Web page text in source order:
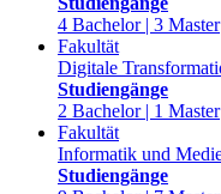
4 Bachelor | 3 Master
Fakultät
Digitale
Studiengänge
2 Bachelor | 1 Master
Fakultät
Informatik und
Studiengänge